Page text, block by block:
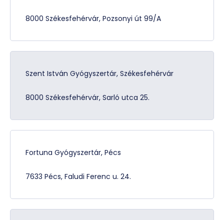
8000 Székesfehérvár, Pozsonyi út 99/A
Szent István Gyógyszertár, Székesfehérvár
8000 Székesfehérvár, Sarló utca 25.
Fortuna Gyógyszertár, Pécs
7633 Pécs, Faludi Ferenc u. 24.